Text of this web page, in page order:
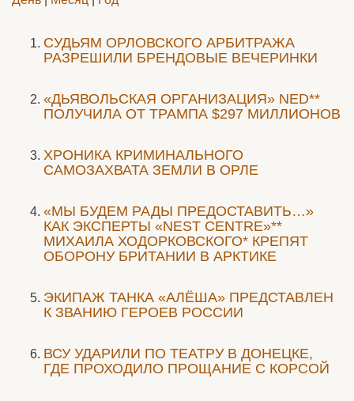
CУДЬЯМ ОРЛОВСКОГО АРБИТРАЖА
РАЗРЕШИЛИ БРЕНДОВЫЕ ВЕЧЕРИНКИ
«ДЬЯВОЛЬСКАЯ ОРГАНИЗАЦИЯ» NED**
ПОЛУЧИЛА ОТ ТРАМПА $297 МИЛЛИОНОВ
ХРОНИКА КРИМИНАЛЬНОГО
САМОЗАХВАТА ЗЕМЛИ В ОРЛЕ
«МЫ БУДЕМ РАДЫ ПРЕДОСТАВИТЬ…»
КАК ЭКСПЕРТЫ «NEST CENTRE»**
МИХАИЛА ХОДОРКОВСКОГО* КРЕПЯТ
ОБОРОНУ БРИТАНИИ В АРКТИКЕ
ЭКИПАЖ ТАНКА «АЛЁША» ПРЕДСТАВЛЕН
К ЗВАНИЮ ГЕРОЕВ РОССИИ
ВСУ УДАРИЛИ ПО ТЕАТРУ В ДОНЕЦКЕ,
ГДЕ ПРОХОДИЛО ПРОЩАНИЕ С КОРСОЙ